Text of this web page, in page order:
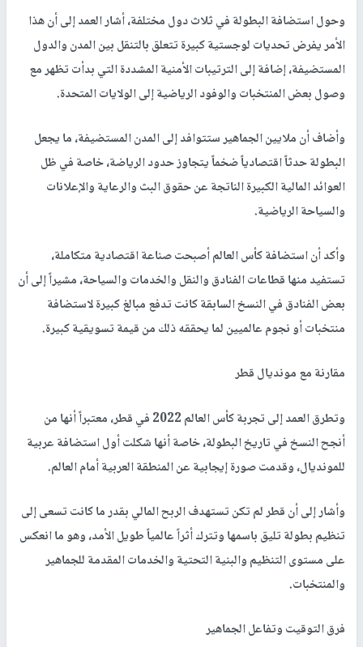
وحول استضافة البطولة في ثلاث دول مختلفة، أشار العمد إلى أن هذا
الأمر يفرض تحديات لوجستية كبيرة تتعلق بالتنقل بين المدن والدول
المستضيفة، إضافة إلى الترتيبات الأمنية المشددة التي بدأت تظهر مع
وصول بعض المنتخبات والوفود الرياضية إلى الولايات المتحدة.
وأضاف أن ملايين الجماهير ستتوافد إلى المدن المستضيفة، ما يجعل
البطولة حدثاً اقتصادياً ضخماً يتجاوز حدود الرياضة، خاصة في ظل
العوائد المالية الكبيرة الناتجة عن حقوق البث والرعاية والإعلانات
والسياحة الرياضية.
وأكد أن استضافة كأس العالم أصبحت صناعة اقتصادية متكاملة،
تستفيد منها قطاعات الفنادق والنقل والخدمات والسياحة، مشيراً إلى أن
بعض الفنادق في النسخ السابقة كانت تدفع مبالغ كبيرة لاستضافة
منتخبات أو نجوم عالميين لما يحققه ذلك من قيمة تسويقية كبيرة.
مقارنة مع مونديال قطر
وتطرق العمد إلى تجربة كأس العالم 2022 في قطر، معتبراً أنها من
أنجح النسخ في تاريخ البطولة، خاصة أنها شكلت أول استضافة عربية
للمونديال، وقدمت صورة إيجابية عن المنطقة العربية أمام العالم.
وأشار إلى أن قطر لم تكن تستهدف الربح المالي بقدر ما كانت تسعى إلى
تنظيم بطولة تليق باسمها وتترك أثراً عالمياً طويل الأمد، وهو ما انعكس
على مستوى التنظيم والبنية التحتية والخدمات المقدمة للجماهير
والمنتخبات.
فرق التوقيت وتفاعل الجماهير